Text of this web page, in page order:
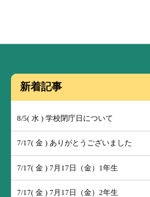
新着記事
8/5( 水 ) 学校閉庁日について
7/17( 金 ) ありがとうございました
7/17( 金 ) 7月17日（金）1年生
7/17( 金 ) 7月17日（金）2年生